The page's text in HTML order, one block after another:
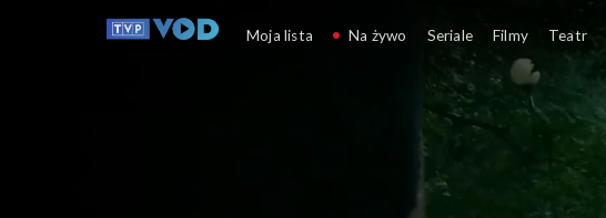
Moja lista Na żywo Seriale Filmy Teatr